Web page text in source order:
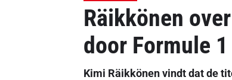
Räikkönen
door Formule
Kimi Räikkönen vindt dat de